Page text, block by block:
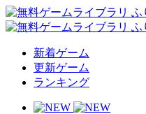
新着ゲーム
更新ゲーム
ランキング